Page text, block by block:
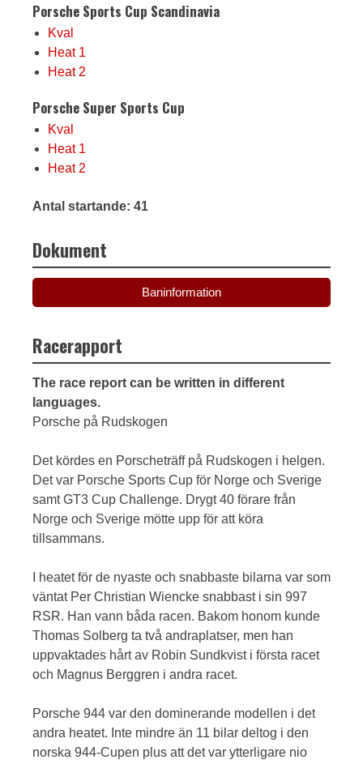
Porsche Sports Cup Scandinavia
Kval
Heat 1
Heat 2
Porsche Super Sports Cup
Kval
Heat 1
Heat 2
Antal startande: 41
Dokument
Baninformation
Racerapport
The race report can be written in different
languages.
Porsche på Rudskogen
Det kördes en Porscheträff på Rudskogen i helgen.
Det var Porsche Sports Cup för Norge och Sverige
samt GT3 Cup Challenge. Drygt 40 förare från
Norge och Sverige mötte upp för att köra
tillsammans.
I heatet för de nyaste och snabbaste bilarna var som
väntat Per Christian Wiencke snabbast i sin 997
RSR. Han vann båda racen. Bakom honom kunde
Thomas Solberg ta två andraplatser, men han
uppvaktades hårt av Robin Sundkvist i första racet
och Magnus Berggren i andra racet.
Porsche 944 var den dominerande modellen i det
andra heatet. Inte mindre än 11 bilar deltog i den
norska 944-Cupen plus att det var ytterligare nio